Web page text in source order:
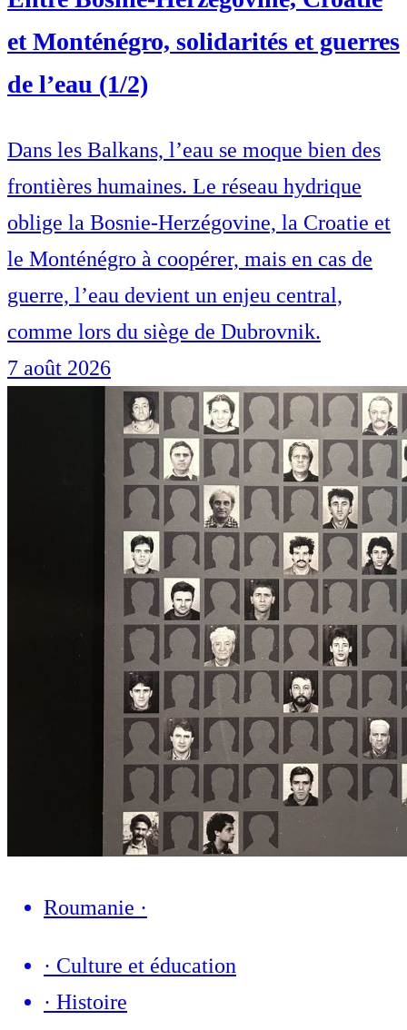
et Monténégro, solidarités et guerres
de l’eau (1/2)
Dans les Balkans, l’eau se moque bien des
frontières humaines. Le réseau hydrique
oblige la Bosnie-Herzégovine, la Croatie et
le Monténégro à coopérer, mais en cas de
guerre, l’eau devient un enjeu central,
comme lors du siège de Dubrovnik.
7 août 2026
Roumanie ·
· Culture et éducation
· Histoire